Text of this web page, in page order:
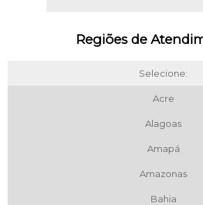
Regiões de
Selecione:
Acre
Alagoas
Amapá
Amazonas
Bahia